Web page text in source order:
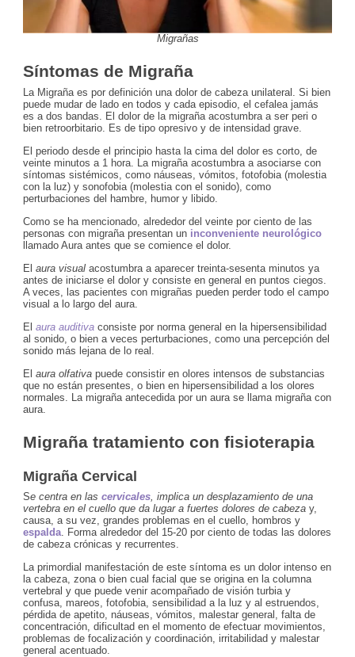
Migrañas
Síntomas de Migraña
La Migraña es por definición una dolor de cabeza unilateral. Si bien
puede mudar de lado en todos y cada episodio, el cefalea jamás
es a dos bandas. El dolor de la migraña acostumbra a ser peri o
bien retroorbitario. Es de tipo opresivo y de intensidad grave.
El periodo desde el principio hasta la cima del dolor es corto, de
veinte minutos a 1 hora. La migraña acostumbra a asociarse con
síntomas sistémicos, como náuseas, vómitos, fotofobia (molestia
con la luz) y sonofobia (molestia con el sonido), como
perturbaciones del hambre, humor y libido.
Como se ha mencionado, alrededor del veinte por ciento de las
personas con migraña presentan un inconveniente neurológico
llamado Aura antes que se comience el dolor.
El aura visual acostumbra a aparecer treinta-sesenta minutos ya
antes de iniciarse el dolor y consiste en general en puntos ciegos.
A veces, las pacientes con migrañas pueden perder todo el campo
visual a lo largo del aura.
El aura auditiva consiste por norma general en la hipersensibilidad
al sonido, o bien a veces perturbaciones, como una percepción del
sonido más lejana de lo real.
El aura olfativa puede consistir en olores intensos de substancias
que no están presentes, o bien en hipersensibilidad a los olores
normales. La migraña antecedida por un aura se llama migraña con
aura.
Migraña tratamiento con fisioterapia
Migraña Cervical
Se centra en las cervicales , implica un desplazamiento de una
vertebra en el cuello que da lugar a fuertes dolores de cabeza y,
causa, a su vez, grandes problemas en el cuello, hombros y
espalda . Forma alrededor del 15-20 por ciento de todas las dolores
de cabeza crónicas y recurrentes.
La primordial manifestación de este síntoma es un dolor intenso en
la cabeza, zona o bien cual facial que se origina en la columna
vertebral y que puede venir acompañado de visión turbia y
confusa, mareos, fotofobia, sensibilidad a la luz y al estruendos,
pérdida de apetito, náuseas, vómitos, malestar general, falta de
concentración, dificultad en el momento de efectuar movimientos,
problemas de focalización y coordinación, irritabilidad y malestar
general acentuado.